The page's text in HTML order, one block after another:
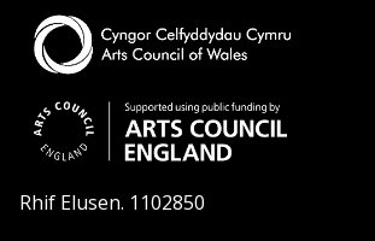
Rhif Elusen. 1102850